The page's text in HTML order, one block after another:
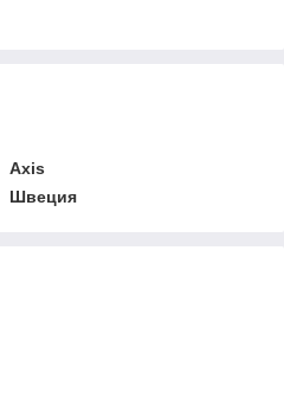
Axis
Швеция